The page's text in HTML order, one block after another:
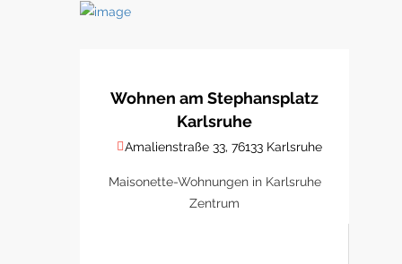
Wohnen am Stephansplatz
Karlsruhe
Amalienstraße 33, 76133 Karlsruhe
Maisonette-Wohnungen in Karlsruhe
Zentrum